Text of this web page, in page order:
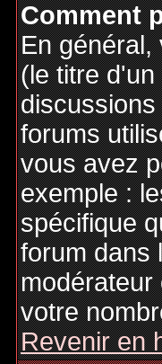
Comment
En général,
(le titre
forums
vous avez
exemple :
spécifique
forum dans
modérateur
votre
Revenir en